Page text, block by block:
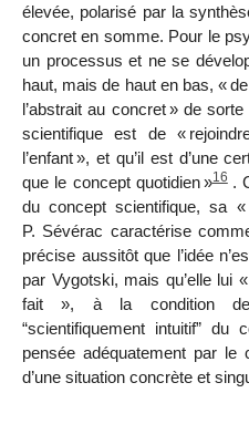
élevée, polarisé par la
concret en somme. Pour le
un processus et ne se
haut, mais de haut en bas, «
l’abstrait au concret» de sorte
scientifique est de «
l’enfant», et qu’il est d’une
que le concept quotidien»16 .
du concept scientifique, sa
P. Sévérac caractérise
précise aussitôt que l’idée
par Vygotski, mais qu’elle lui
fait », à la condition
“scientifiquement intuitif”
pensée adéquatement par le
d’une situation concrète et